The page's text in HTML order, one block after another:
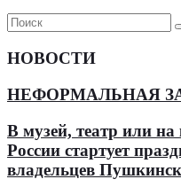
НОВОСТИ
НЕФОРМАЛЬНАЯ
В музей, театр или на
России стартует
владельцев